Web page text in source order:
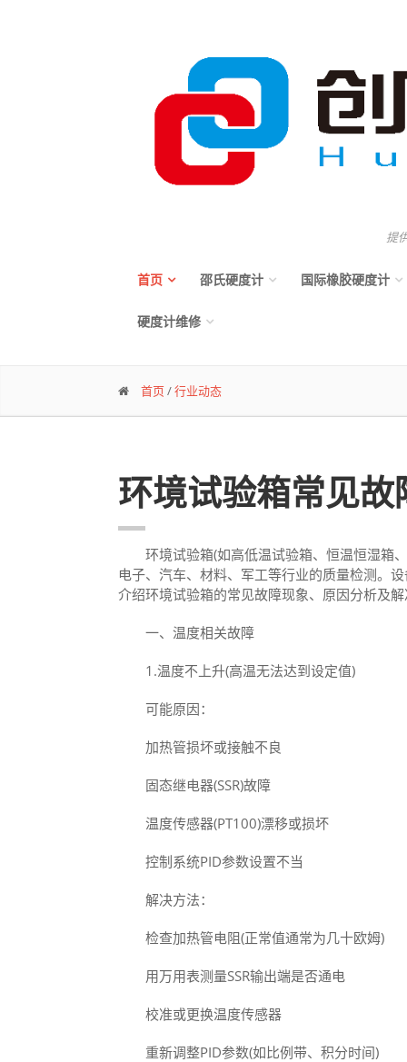
提
首页 邵氏硬度计 国际橡胶硬度计
硬度计维修
首页/行业动态
环境试验箱常见
环境试验箱(如高低温试验箱、恒温恒湿箱
电子、汽车、材料、军工等行业的质量检测。
介绍环境试验箱的常见故障现象、原因分析及
一、温度相关故障
1.温度不上升(高温无法达到设定值)
可能原因：
加热管损坏或接触不良
固态继电器(SSR)故障
温度传感器(PT100)漂移或损坏
控制系统PID参数设置不当
解决方法：
检查加热管电阻(正常值通常为几十欧姆)
用万用表测量SSR输出端是否通电
校准或更换温度传感器
重新调整PID参数(如比例带、积分时间)